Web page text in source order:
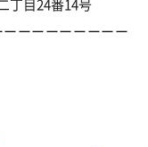
丁目24番14号
ーーーーーーーー